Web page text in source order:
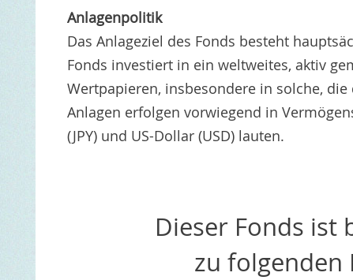
Anlagenpolitik
Das Anlageziel des Fonds besteht
Fonds investiert in ein weltweites, aktiv
Wertpapieren, insbesondere in solche,
Anlagen erfolgen vorwiegend in
(JPY) und US-Dollar (USD) lauten.
Dieser Fonds ist
zu